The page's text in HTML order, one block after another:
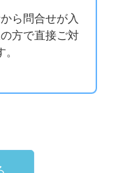
ら問合せが入
方で直接ご対